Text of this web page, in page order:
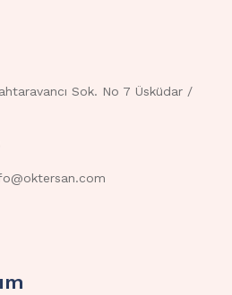
Sok. No 7 Üsküdar /